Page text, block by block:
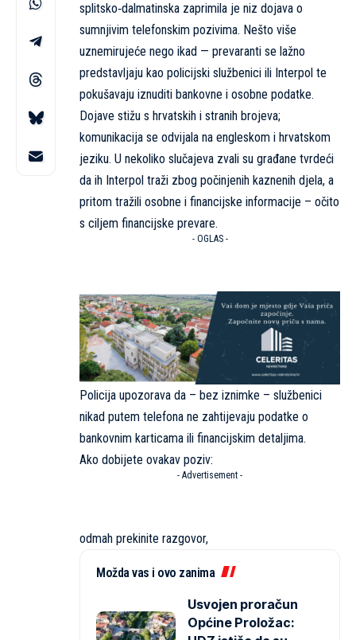
splitsko‑dalmatinska zaprimila je niz dojava o
sumnjivim telefonskim pozivima. Nešto više
uznemirujeće nego ikad — prevaranti se lažno
predstavljaju kao policijski službenici ili Interpol te
pokušavaju iznuditi bankovne i osobne podatke.
Dojave stižu s hrvatskih i stranih brojeva;
komunikacija se odvijala na engleskom i hrvatskom
jeziku. U nekoliko slučajeva zvali su građane tvrdeći
da ih Interpol traži zbog počinjenih kaznenih djela, a
pritom tražili osobne i financijske informacije – očito
s ciljem financijske prevare.
- OGLAS -
Policija upozorava da – bez iznimke – službenici
nikad putem telefona ne zahtijevaju podatke o
bankovnim karticama ili financijskim detaljima.
Ako dobijete ovakav poziv:
- Advertisement -
odmah prekinite razgovor,
Možda vas i ovo zanima
Usvojen proračun
Općine Proložac: